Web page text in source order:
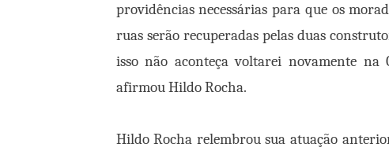
providências necessárias para que os
ruas serão recuperadas pelas duas
isso não aconteça voltarei novamente na
afirmou Hildo Rocha.
Hildo Rocha relembrou sua atuação